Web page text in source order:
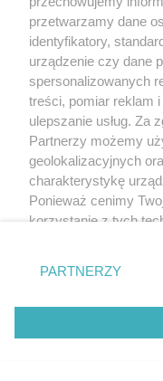
przetwarzamy dane
identyfikatory,
urządzenie czy dane
spersonalizowanych
treści, pomiar reklam
ulepszanie usług. Za
Partnerzy możemy
geolokalizacyjnych
charakterystykę
Ponieważ cenimy
korzystanie z tych
zmienić/wycofać
znajdujący się w
rodzaje
użytkownika, ale
przetwarzaniu.
PARTNERZY